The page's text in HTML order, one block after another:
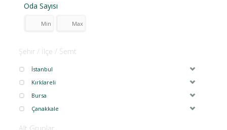
Oda Sayısı
Şehir / İlçe / Semt
İstanbul
Kırklareli
Bursa
Çanakkale
Alt Gruplar